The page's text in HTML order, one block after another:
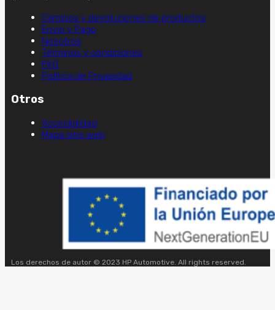
Cambios y devoluciones de productos
Envio y Pago
Nosotros
Términos y condiciones
FAQ
Política de Privacidad
Otros
Accesibilidad
Mapa sitio web
Los derechos de autor © 2023 HP Automotive. All rights reserved.